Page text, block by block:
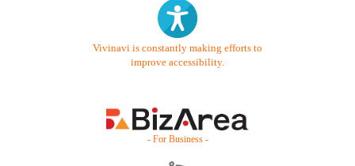
Vivinavi is constantly making efforts to
improve accessibility.
- For Business -